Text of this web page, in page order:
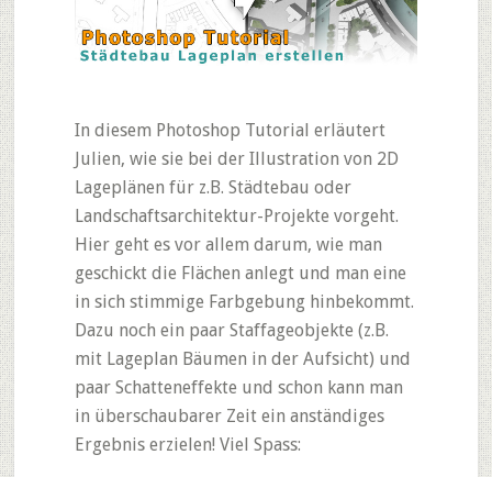
In diesem Photoshop Tutorial erläutert
Julien, wie sie bei der Illustration von 2D
Lageplänen für z.B. Städtebau oder
Landschaftsarchitektur-Projekte vorgeht.
Hier geht es vor allem darum, wie man
geschickt die Flächen anlegt und man eine
in sich stimmige Farbgebung hinbekommt.
Dazu noch ein paar Staffageobjekte (z.B.
mit Lageplan Bäumen in der Aufsicht) und
paar Schatteneffekte und schon kann man
in überschaubarer Zeit ein anständiges
Ergebnis erzielen! Viel Spass: